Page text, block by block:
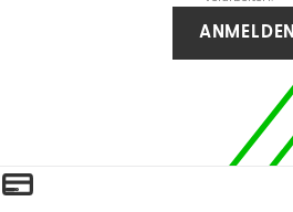
ANMELDEN